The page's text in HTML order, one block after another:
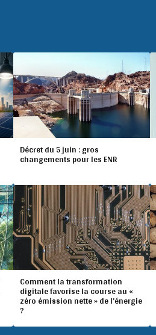
Décret du 5 juin : gros
changements pour les ENR
Comment la transformation
digitale favorise la course au «
zéro émission nette » de l’énergie
?